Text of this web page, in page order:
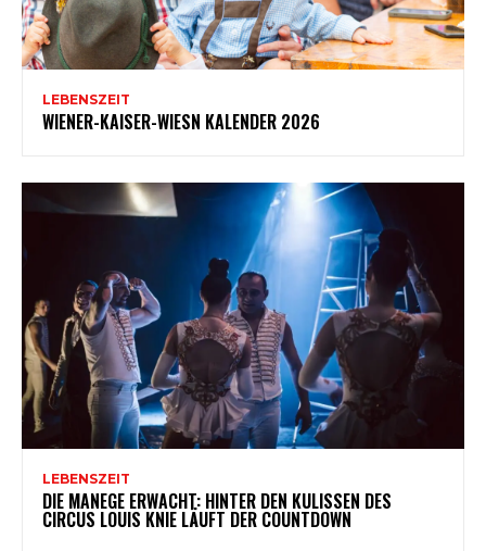
LEBENSZEIT
WIENER-KAISER-WIESN KALENDER 2026
LEBENSZEIT
DIE MANEGE ERWACHT: HINTER DEN KULISSEN DES
CIRCUS LOUIS KNIE LÄUFT DER COUNTDOWN